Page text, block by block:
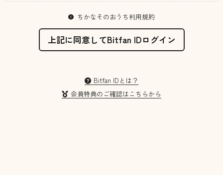
ちかなそのおうち利用規約
上記に同意してBitfan IDログイン
Bitfan IDとは？
会員特典のご確認はこちらから